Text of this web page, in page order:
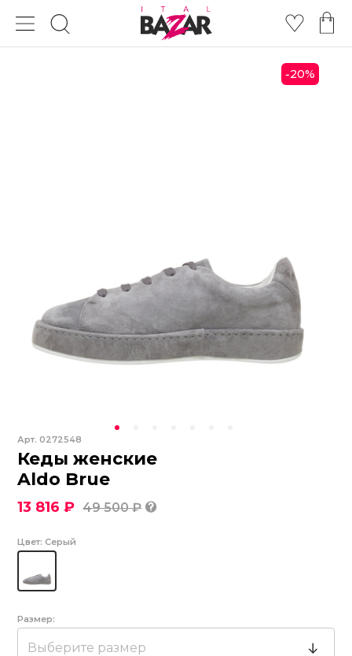
-20%
Арт.0272548
Кеды женские
Aldo Brue
13 816 ₽ 49 500 ₽
Цвет: Серый
Размер:
Выберите размер